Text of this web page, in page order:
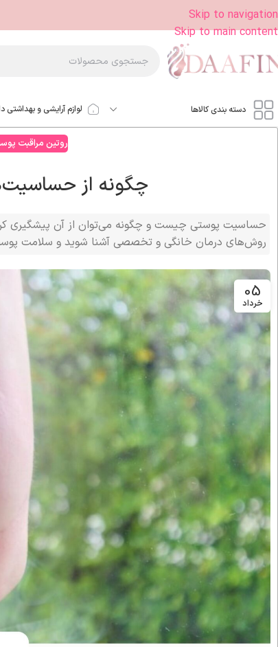
Skip to navigation
Skip to main content
دسته بندی کالاها لوازم آرایشی و بهداشتی
روتین مراقبت
چگونه از
حساسیت پوستی چیست و چگونه می‌توان از آن پیشگیری
روش‌های درمان خانگی و تخصصی آشنا شوید و سلامت
05
خرداد